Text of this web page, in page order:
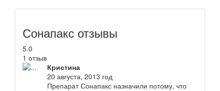
Сонапакс отзывы
5.0
1 отзыв
Кристина
20 августа, 2013 год
Препарат Сонапакс назначили потому, что